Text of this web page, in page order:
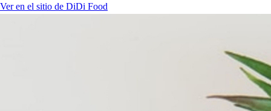
Ver en el sitio de DiDi Food